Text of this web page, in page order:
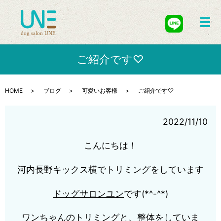
メ
ご紹介です♡
HOME ブログ 可愛いお客様 ご紹介です♡
2022/11/10
こんにちは！
河内長野キックス横でトリミングをしています
ドッグサロンユンです(*^-^*)
ワンちゃんのトリミングと、整体をしていま